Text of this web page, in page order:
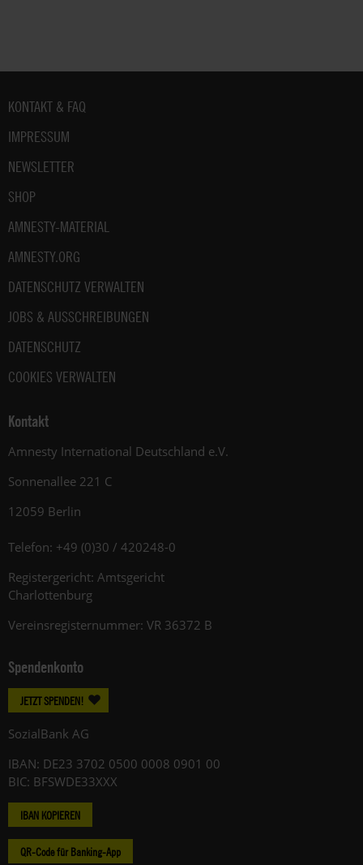
Fußbereich
KONTAKT & FAQ
IMPRESSUM
NEWSLETTER
SHOP
AMNESTY-MATERIAL
AMNESTY.ORG
DATENSCHUTZ VERWALTEN
JOBS & AUSSCHREIBUNGEN
DATENSCHUTZ
COOKIES VERWALTEN
Kontakt
Amnesty International Deutschland e.V.
Sonnenallee 221 C
12059 Berlin
Telefon: +49 (0)30 / 420248-0
Registergericht: Amtsgericht
Charlottenburg
Vereinsregisternummer: VR 36372 B
Spendenkonto
JETZT SPENDEN!
SozialBank AG
IBAN: DE23 3702 0500 0008 0901 00
BIC: BFSWDE33XXX
IBAN KOPIEREN
QR-Code für Banking-App